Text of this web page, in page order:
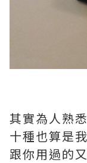
其實為人熟
十種也算是
跟你用過的